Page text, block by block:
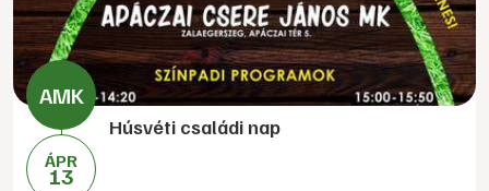
ÁPR
13
Húsvéti családi nap